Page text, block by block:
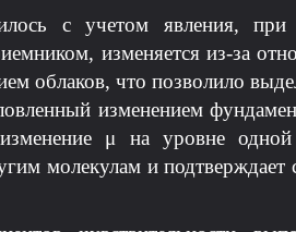
с учетом явления,
изменяется из-за
облаков, что позволило
изменением
μ на уровне
молекулам и